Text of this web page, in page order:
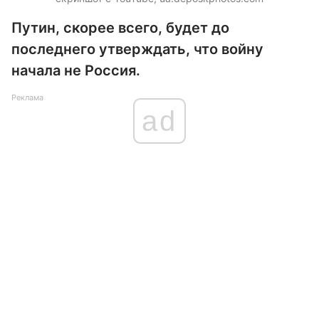
Путин, скорее всего, будет до
последнего утверждать, что войну
начала не Россия.
Реклама
ad